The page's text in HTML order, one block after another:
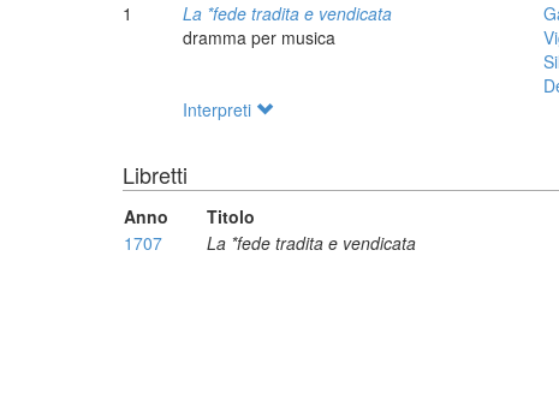
1
La *fede tradita e vendicata
dramma per musica
Interpreti
Libretti
Anno Titolo
1707
La *fede tradita e vendicata